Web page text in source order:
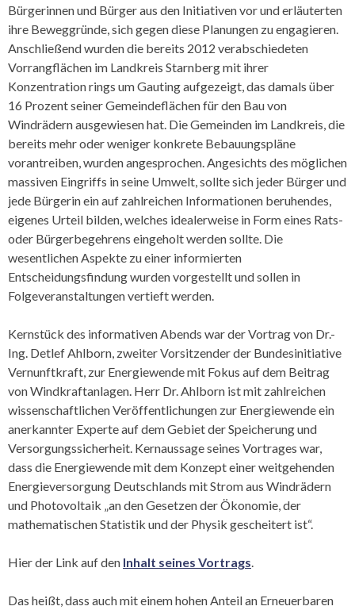
Bürgerinnen und Bürger aus den Initiativen vor und erläuterten
ihre Beweggründe, sich gegen diese Planungen zu engagieren.
Anschließend wurden die bereits 2012 verabschiedeten
Vorrangflächen im Landkreis Starnberg mit ihrer
Konzentration rings um Gauting aufgezeigt, das damals über
16 Prozent seiner Gemeindeflächen für den Bau von
Windrädern ausgewiesen hat. Die Gemeinden im Landkreis, die
bereits mehr oder weniger konkrete Bebauungspläne
vorantreiben, wurden angesprochen. Angesichts des möglichen
massiven Eingriffs in seine Umwelt, sollte sich jeder Bürger und
jede Bürgerin ein auf zahlreichen Informationen beruhendes,
eigenes Urteil bilden, welches idealerweise in Form eines Rats-
oder Bürgerbegehrens eingeholt werden sollte. Die
wesentlichen Aspekte zu einer informierten
Entscheidungsfindung wurden vorgestellt und sollen in
Folgeveranstaltungen vertieft werden.
Kernstück des informativen Abends war der Vortrag von Dr.-
Ing. Detlef Ahlborn, zweiter Vorsitzender der Bundesinitiative
Vernunftkraft, zur Energiewende mit Fokus auf dem Beitrag
von Windkraftanlagen. Herr Dr. Ahlborn ist mit zahlreichen
wissenschaftlichen Veröffentlichungen zur Energiewende ein
anerkannter Experte auf dem Gebiet der Speicherung und
Versorgungssicherheit. Kernaussage seines Vortrages war,
dass die Energiewende mit dem Konzept einer weitgehenden
Energieversorgung Deutschlands mit Strom aus Windrädern
und Photovoltaik „an den Gesetzen der Ökonomie, der
mathematischen Statistik und der Physik gescheitert ist“.
Hier der Link auf den Inhalt seines Vortrags.
Das heißt, dass auch mit einem hohen Anteil an Erneuerbaren